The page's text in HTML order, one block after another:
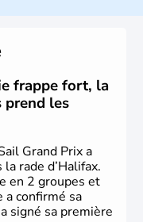
passe ensuite
L'indépendance du
processus qui s'est
des Inuits,
qu'au début
dans le Grand
frappe fort, la
prend les
Grand Prix a
rade d’Halifax.
en 2 groupes et
a confirmé sa
signé sa première